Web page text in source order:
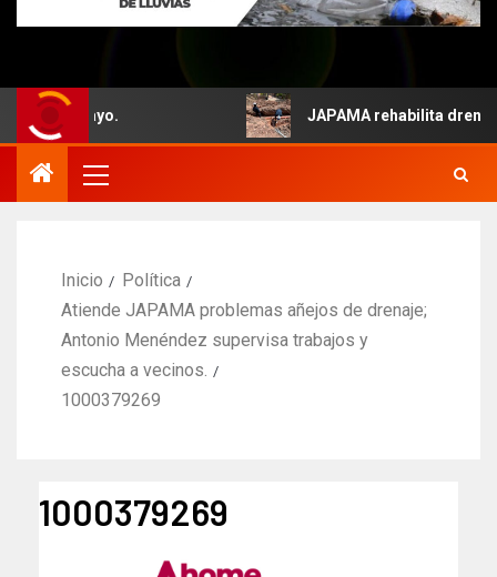
5 de Mayo. JAPAMA rehabilita drenaje
Inicio
Política
Atiende JAPAMA problemas añejos de drenaje;
Antonio Menéndez supervisa trabajos y
escucha a vecinos.
1000379269
1000379269